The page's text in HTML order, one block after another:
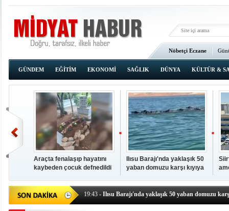
Nöbetçi Eczane
Ana Sayfa
GÜNDEM
EĞİTİM EKONOMİ SAĞLIK DÜNYA KÜLTÜR &
Araçta fenalaşıp hayatını
kaybeden çocuk defnedildi
Ilısu Barajı'nda yaklaşık 50
yaban domuzu karşı kıyıya
- OKUMAK İÇİN TIKLAYIN
19:43 - Ilısu Barajı'nda yaklaşık 50 yaban domuzu
19:42- Hacıoğlu: UMKE ekipleri bilgi, cesaret ve